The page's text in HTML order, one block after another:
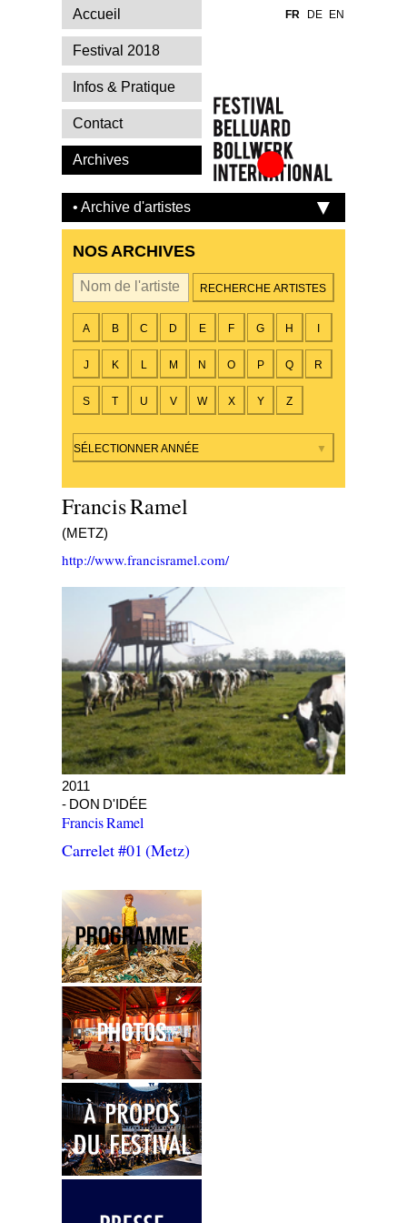
Festival Belluard
International
• Archive d'artistes
NOS ARCHIVES
A B C D E F G H
J K L M N O P Q R
S T U V W X Y Z
SÉLECTIONNER ANNÉE
Francis Ramel
(METZ)
http://www.francisramel.com/
Carrelet #01
2011
- DON D'IDÉE
Francis Ramel
Carrelet #01 (Metz)
Accueil
Festival 2018
Infos & Pratique
Contact
Archives
FR DE EN